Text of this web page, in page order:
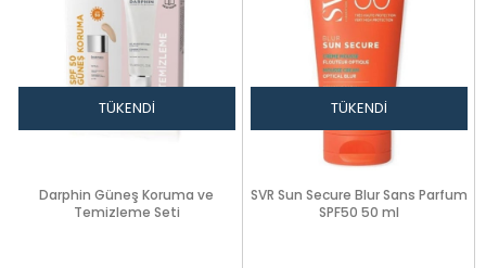
TÜKENDI
Darphin Güneş Koruma ve
Temizleme Seti
TÜKENDI
SVR Sun Secure Blur Sans Parfum
SPF50 50 ml